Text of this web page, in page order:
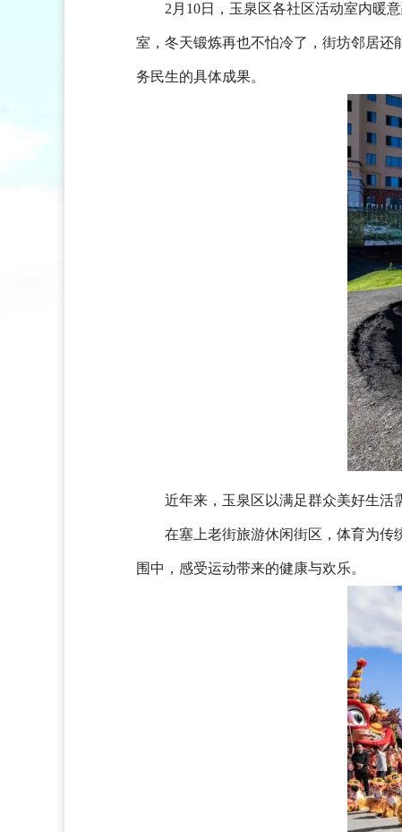
2月10日，玉泉区各社区活动室内暖
室，冬天锻炼再也不怕冷了，街坊邻居还
务民生的具体成果。
近年来，玉泉区以满足群众美好生活
在塞上老街旅游休闲街区，体育为传
围中，感受运动带来的健康与欢乐。